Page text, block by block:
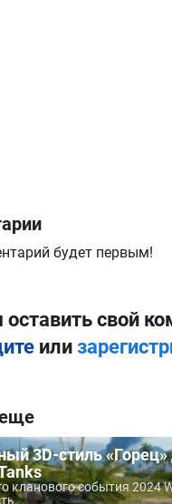
будет первым!
свой
или
3D-стиль «Горец»
кланового события 2024